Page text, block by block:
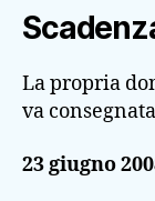
La propria
va
23 giugno